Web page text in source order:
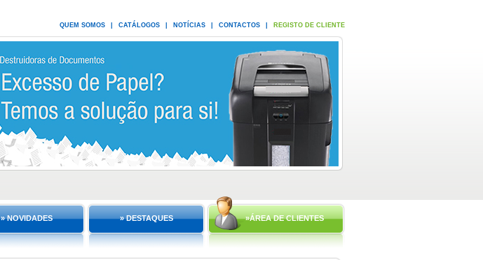
QUEM SOMOS CATÁLOGOS NOTÍCIAS CONTACTOS REGISTO DE CLIENTE
» NOVIDADES » DESTAQUES »ÁREA DE CLIENTES